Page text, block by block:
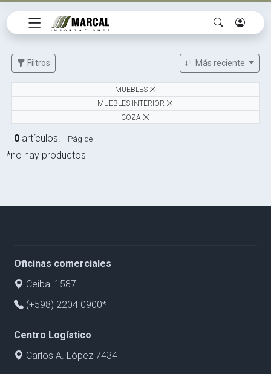
Filtros Más reciente
MUEBLES
MUEBLES INTERIOR
COZA
*no hay productos
0 artículos. Pág de
Oficinas comerciales
Ceibal 1587
(+598) 2204 0900*
Centro Logístico
Carlos A. López 7434